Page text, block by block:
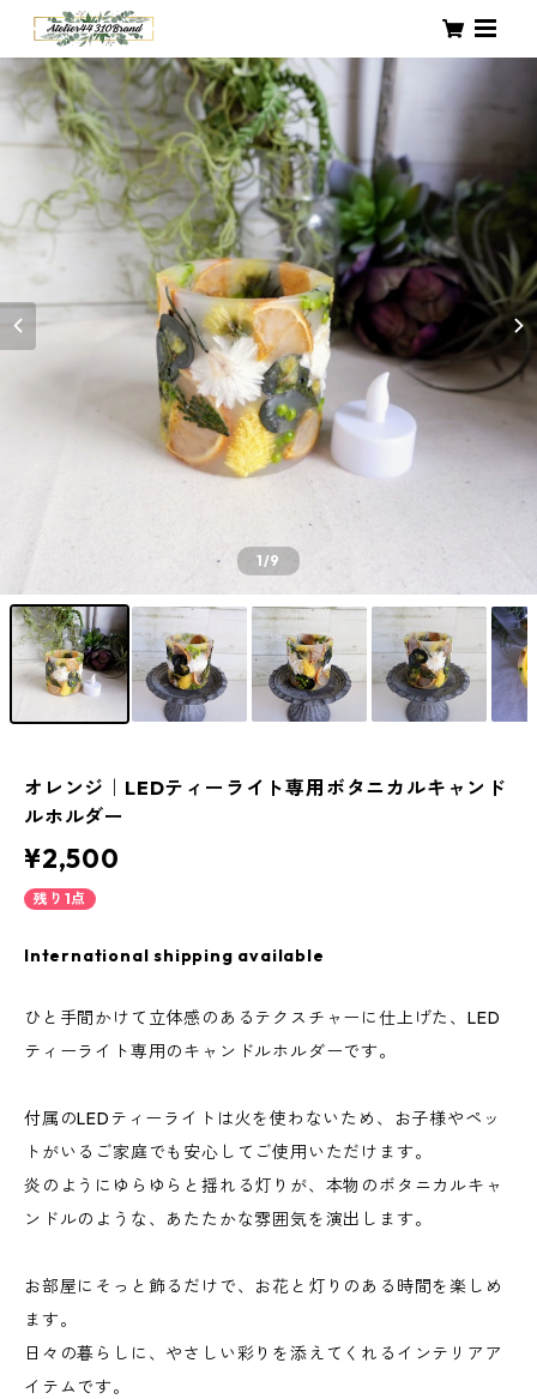
1/9
オレンジ｜LEDティーライト専用ボタニカルキャンド
ルホルダー
¥2,500
残り1点
International shipping available
ひと手間かけて立体感のあるテクスチャーに仕上げた、LED
ティーライト専用のキャンドルホルダーです。
付属のLEDティーライトは火を使わないため、お子様やペッ
トがいるご家庭でも安心してご使用いただけます。
炎のようにゆらゆらと揺れる灯りが、本物のボタニカルキャ
ンドルのような、あたたかな雰囲気を演出します。
お部屋にそっと飾るだけで、お花と灯りのある時間を楽しめ
ます。
日々の暮らしに、やさしい彩りを添えてくれるインテリアア
イテムです。